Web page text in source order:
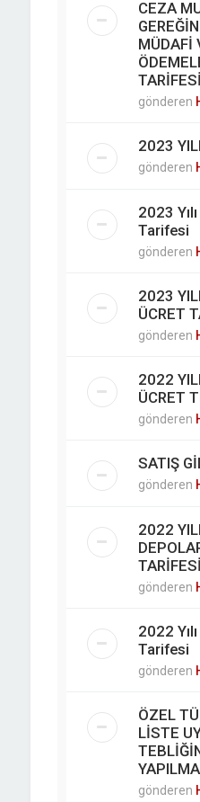
CEZA
MÜDAFİ
TARİFESİ
gönderen
2023
gönderen
2023
Tarifesi
gönderen
2023
ÜCRET
gönderen
2022
ÜCRET
gönderen
SATIŞ
gönderen
2022
TARİFESİ
gönderen
2022
Tarifesi
gönderen
ÖZEL
LİSTE
gönderen